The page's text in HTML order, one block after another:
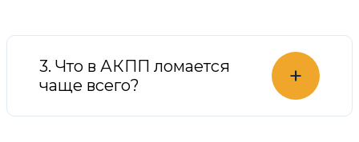
3. Что в АКПП ломается
чаще всего?
+